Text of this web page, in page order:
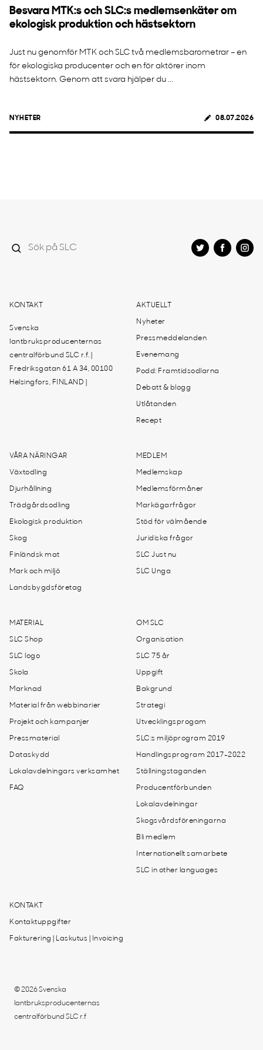
Besvara MTK:s och SLC:s medlemsenkäter om
ekologisk produktion och hästsektorn
Just nu genomför MTK och SLC två medlemsbarometrar – en
för ekologiska producenter och en för aktörer inom
hästsektorn. Genom att svara hjälper du ...
NYHETER 08.07.2026
KONTAKT
Svenska
lantbruksproducenternas
centralförbund SLC r.f. |
Fredriksgatan 61 A 34, 00100
Helsingfors, FINLAND |
AKTUELLT
Nyheter
Pressmeddelanden
Evenemang
Podd: Framtidsodlarna
Debatt & blogg
Utlåtanden
Recept
VÅRA NÄRINGAR
Växtodling
Djurhållning
Trädgårdsodling
Ekologisk produktion
Skog
Finländsk mat
Mark och miljö
Landsbygdsföretag
MEDLEM
Medlemskap
Medlemsförmåner
Markägarfrågor
Stöd för välmående
Juridiska frågor
SLC Just nu
SLC Unga
MATERIAL
SLC Shop
SLC logo
Skola
Marknad
Material från webbinarier
Projekt och kampanjer
Pressmaterial
Dataskydd
Lokalavdelningars verksamhet
FAQ
OM SLC
Organisation
SLC 75 år
Uppgift
Bakgrund
Strategi
Utvecklingsprogam
SLC:s miljöprogram 2019
Handlingsprogram 2017-2022
Ställningstaganden
Producentförbunden
Lokalavdelningar
Skogsvårdsföreningarna
Bli medlem
Internationellt samarbete
SLC in other languages
KONTAKT
Kontaktuppgifter
Fakturering | Laskutus | Invoicing
© 2026 Svenska
lantbruksproducenternas
centralförbund SLC r.f